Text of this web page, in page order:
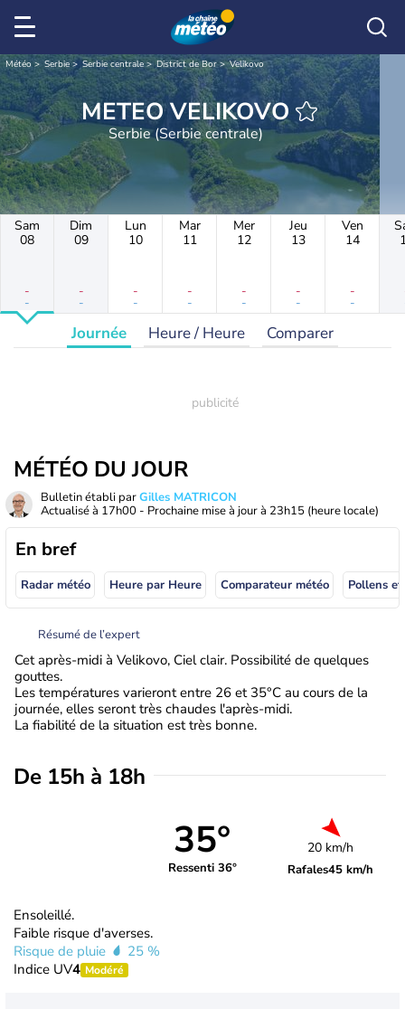
Météo Serbie Serbie centrale District de Bor Velikovo
METEO VELIKOVO
Serbie (Serbie centrale)
Sam
08
-
-
Dim
09
-
-
Lun
10
-
-
Mar
11
-
-
Mer
12
-
-
Jeu
13
-
-
Ven
14
-
-
Journée Heure / Heure Comparer
MÉTÉO DU JOUR
Bulletin établi parGilles MATRICON
Actualisé à 17h00 - Prochaine mise à jour à 23h15 (heure locale)
En bref
Radar météo Heure par Heure Comparateur météo Pollens
Résumé de l’expert
Cet après-midi à Velikovo, Ciel clair. Possibilité de quelques
gouttes.
Les températures varieront entre 26 et 35°C au cours de la
journée, elles seront très chaudes l'après-midi.
La fiabilité de la situation est très bonne.
De 15h à 18h
35°
Ressenti 36°
20 km/h
Rafales45 km/h
Ensoleillé.
Faible risque d'averses.
Risque de pluie
25 %
Indice UV4 Modéré